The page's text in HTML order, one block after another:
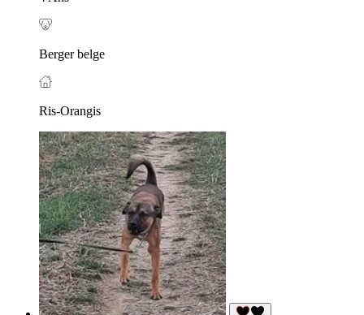
Berger belge
Ris-Orangis